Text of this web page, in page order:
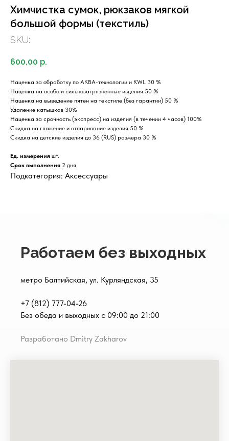
Химчистка сумок, рюкзаков мягкой
большой формы (текстиль)
SKU:
600,00 р.
Наценка за обработку по АКВА-технологии и KWL 30 %
Наценка на особо и сильнозагрязненные изделия 50 %
Наценка на выведение пятен на текстиле (без гарантии) 50 %
Удаление катышков 30%
Наценка за срочность (экспресс) на изделия (в течении 4 часов) 100%
Скидка на глажение и отпаривание изделия 50 %
Скидка на детские изделия до 36 (RUS) размера 30 %
Ед. измерения шт.
Срок выполнения 2 дня
Подкатегория: Аксессуары
Работаем без выходных
метро Балтийская, ул. Курляндская, 35
+7 (812) 777-04-26
Без обеда и выходных с 09:00 до 21:00
Разработано Dmitry Zakharov